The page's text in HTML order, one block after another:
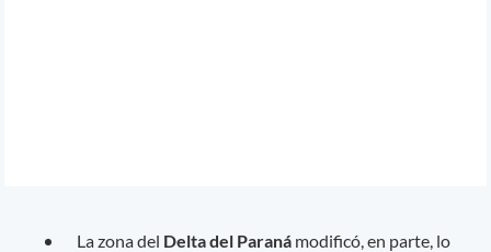
La zona del Delta del Paraná modificó, en parte, lo